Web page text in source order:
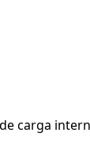
carga